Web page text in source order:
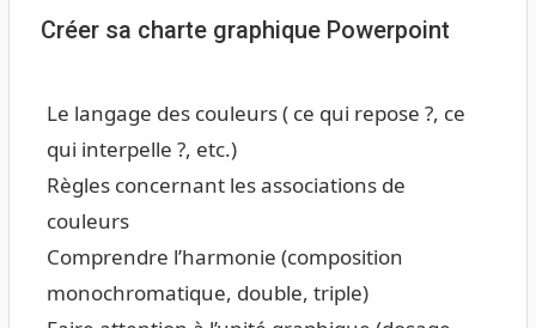
Créer sa charte graphique Powerpoint
Le langage des couleurs ( ce qui repose ?, ce
qui interpelle ?, etc.)
Règles concernant les associations de
couleurs
Comprendre l’harmonie (composition
monochromatique, double, triple)